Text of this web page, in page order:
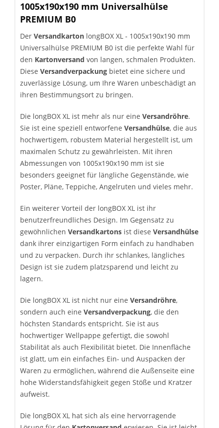
1005x190x190 mm Universalhülse
PREMIUM B0
Der Versandkarton longBOX XL - 1005x190x190 mm
Universalhülse PREMIUM B0 ist die perfekte Wahl für
den Kartonversand von langen, schmalen Produkten.
Diese Versandverpackung bietet eine sichere und
zuverlässige Lösung, um Ihre Waren unbeschädigt an
ihren Bestimmungsort zu bringen.
Die longBOX XL ist mehr als nur eine Versandröhre.
Sie ist eine speziell entworfene Versandhülse, die aus
hochwertigem, robustem Material hergestellt ist, um
maximalen Schutz zu gewährleisten. Mit ihren
Abmessungen von 1005x190x190 mm ist sie
besonders geeignet für längliche Gegenstände, wie
Poster, Pläne, Teppiche, Angelruten und vieles mehr.
Ein weiterer Vorteil der longBOX XL ist ihr
benutzerfreundliches Design. Im Gegensatz zu
gewöhnlichen Versandkartons ist diese Versandhülse
dank ihrer einzigartigen Form einfach zu handhaben
und zu verpacken. Durch ihr schlankes, längliches
Design ist sie zudem platzsparend und leicht zu
lagern.
Die longBOX XL ist nicht nur eine Versandröhre,
sondern auch eine Versandverpackung, die den
höchsten Standards entspricht. Sie ist aus
hochwertiger Wellpappe gefertigt, die sowohl
Stabilität als auch Flexibilität bietet. Die Innenfläche
ist glatt, um ein einfaches Ein- und Auspacken der
Waren zu ermöglichen, während die Außenseite eine
hohe Widerstandsfähigkeit gegen Stöße und Kratzer
aufweist.
Die longBOX XL hat sich als eine hervorragende